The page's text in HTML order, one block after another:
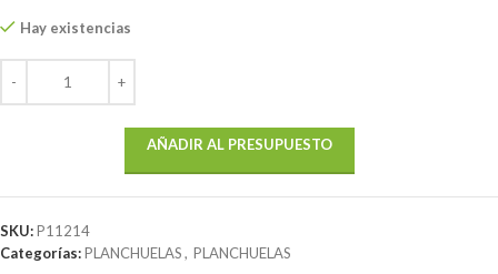
Hay existencias
AÑADIR AL PRESUPUESTO
SKU:P11214
Categorías:PLANCHUELAS, PLANCHUELAS